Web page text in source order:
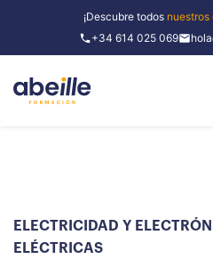
¡Descubre todos nuestros
+34 614 025 069
ELECTRICIDAD Y
ELÉCTRICAS